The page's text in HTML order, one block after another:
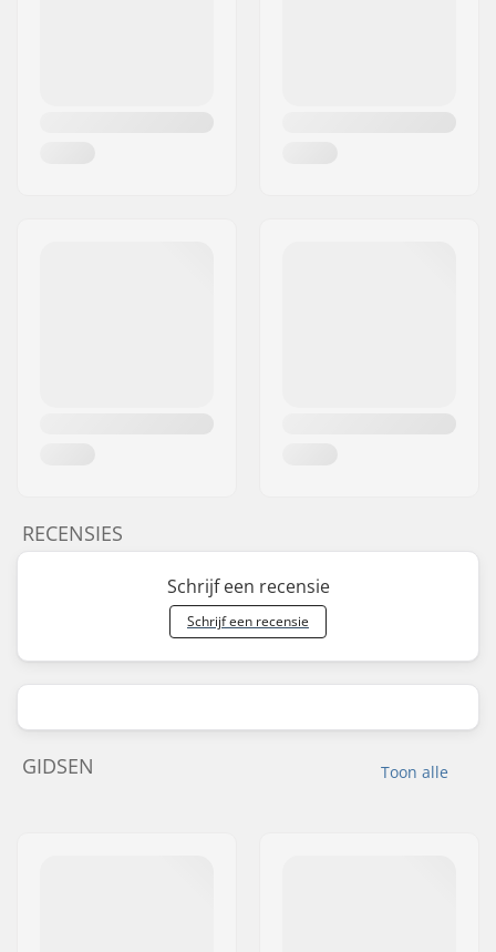
RECENSIES
Schrijf een recensie
Schrijf een recensie
Toon alle
GIDSEN